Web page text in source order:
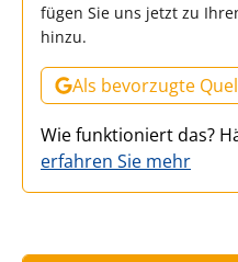
fügen Sie uns jetzt zu
hinzu.
Als bevorzugte
Wie funktioniert das?
erfahren Sie mehr